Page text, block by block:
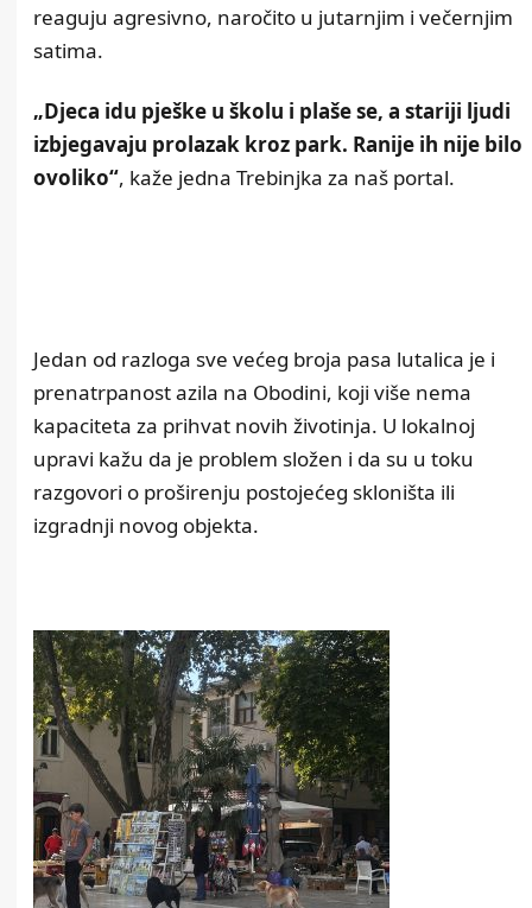
reaguju agresivno, naročito u jutarnjim i večernjim
satima.
„Djeca idu pješke u školu i plaše se, a stariji ljudi
izbjegavaju prolazak kroz park. Ranije ih nije bilo
ovoliko“, kaže jedna Trebinjka za naš portal.
Jedan od razloga sve većeg broja pasa lutalica je i
prenatrpanost azila na Obodini, koji više nema
kapaciteta za prihvat novih životinja. U lokalnoj
upravi kažu da je problem složen i da su u toku
razgovori o proširenju postojećeg skloništa ili
izgradnji novog objekta.